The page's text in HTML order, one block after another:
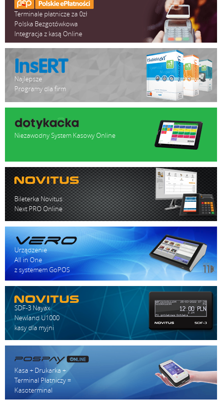
Terminale płatnicze za 0zł
Polska Bezgotówkowa
Integracja z kasą Online
Najlepsze
Programy dla firm
Niezawodny System Kasowy Online
Bileterka Novitus
Next PRO Online
Urządzenie
All in One
z systemem GoPOS
SDF-3 Nayax
Newland U1000
kasy dla myjni
Kasa + Drukarka +
Terminal Płatniczy =
Kasoterminal